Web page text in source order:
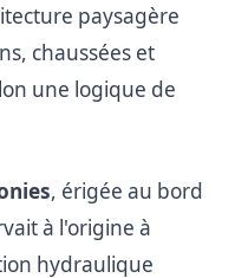
paysagère
chaussées et
une logique de
, érigée au bord
à l'origine à
hydraulique